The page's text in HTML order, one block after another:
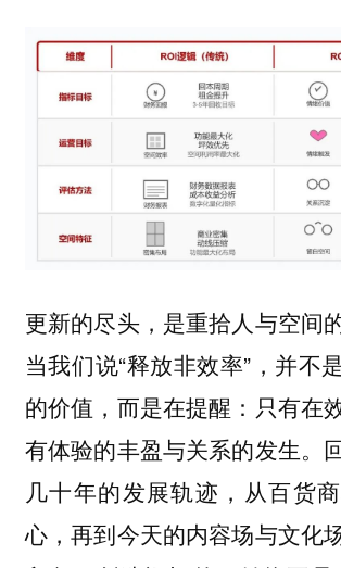
更新的尽头，是重拾人与空间
当我们说“释放非效率”，并不
的价值，而是在提醒：只有在
有体验的丰盈与关系的发生。
几十年的发展轨迹，从百货
心，再到今天的内容场与文化